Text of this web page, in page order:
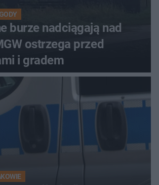
burze nadciągają nad
ostrzega przed
i gradem